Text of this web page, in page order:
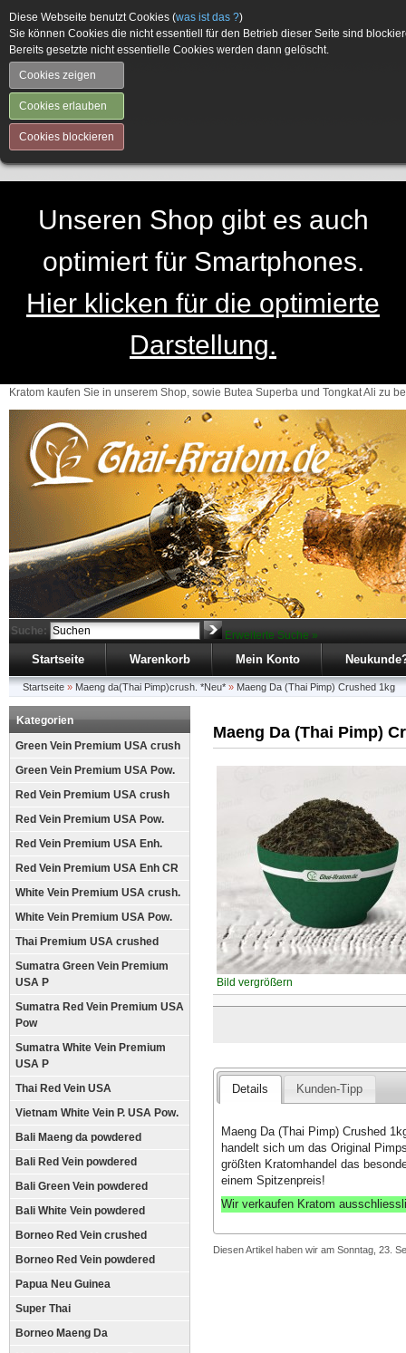
Unseren Shop gibt es auch
optimiert für Smartphones.
Hier klicken für die optimierte
Darstellung.
Diese Webseite benutzt Cookies (was ist das ?)
Sie können Cookies die nicht essentiell für den Betrieb dieser Seite sind
Bereits gesetzte nicht essentielle Cookies werden dann gelöscht.
Cookies zeigen
Cookies erlauben
Cookies blockieren
Kratom kaufen Sie in unserem Shop, sowie Butea Superba und Tongkat Ali zu
Suche: Erweiterte Suche »
Startseite Warenkorb Mein Konto
Startseite » Maeng da(Thai Pimp)crush. *Neu* » Maeng Da (Thai Pimp) Crushed 1kg
Kategorien
Green Vein Premium USA crush
Green Vein Premium USA Pow.
Red Vein Premium USA crush
Red Vein Premium USA Pow.
Red Vein Premium USA Enh.
Red Vein Premium USA Enh CR
White Vein Premium USA crush.
White Vein Premium USA Pow.
Thai Premium USA crushed
Sumatra Green Vein Premium
USA P
Sumatra Red Vein Premium USA
Pow
Sumatra White Vein Premium
USA P
Thai Red Vein USA
Vietnam White Vein P. USA Pow.
Bali Maeng da powdered
Bali Red Vein powdered
Bali Green Vein powdered
Bali White Vein powdered
Borneo Red Vein crushed
Borneo Red Vein powdered
Papua Neu Guinea
Super Thai
Borneo Maeng Da
Maeng Da (Thai Pimp)
Bild vergrößern
Details Kunden-Tipp
Maeng Da (Thai Pimp) Crushed
handelt sich um das Original
größten Kratomhandel das
einem Spitzenpreis!
Wir verkaufen Kratom
Diesen Artikel haben wir am Sonntag, 23.